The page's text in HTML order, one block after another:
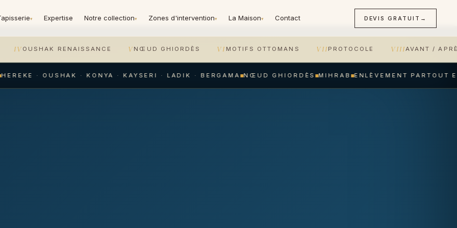
▾ Expertise Notre collection▾ Zones d'intervention▾ La Maison▾ Contact DEVIS GRATUIT →
IV OUSHAK RENAISSANCE V NŒUD GHIORDÈS VI MOTIFS OTTOMANS VII PROTOCOLE VIII AVANT /
· OUSHAK · KONYA · KAYSERI · LADIK · BERGAMA NŒUD GHIORDÈS MIHRAB ENLÈVEMENT PARTOUT